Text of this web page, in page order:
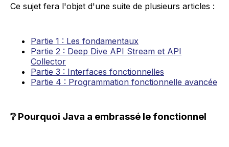
Ce sujet fera l'objet d'une suite de plusieurs articles :
Partie 1 : Les fondamentaux
Partie 2 : Deep Dive API Stream et API
Collector
Partie 3 : Interfaces fonctionnelles
Partie 4 : Programmation fonctionnelle avancée
❔ Pourquoi Java a embrassé le fonctionnel